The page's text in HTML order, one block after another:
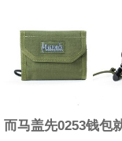
而马盖先0253钱包